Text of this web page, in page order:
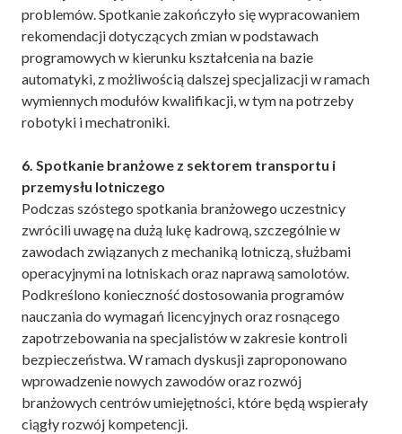
problemów. Spotkanie zakończyło się wypracowaniem
rekomendacji dotyczących zmian w podstawach
programowych w kierunku kształcenia na bazie
automatyki, z możliwością dalszej specjalizacji w ramach
wymiennych modułów kwalifikacji, w tym na potrzeby
robotyki i mechatroniki.
6. Spotkanie branżowe z sektorem transportu i
przemysłu lotniczego
Podczas szóstego spotkania branżowego uczestnicy
zwrócili uwagę na dużą lukę kadrową, szczególnie w
zawodach związanych z mechaniką lotniczą, służbami
operacyjnymi na lotniskach oraz naprawą samolotów.
Podkreślono konieczność dostosowania programów
nauczania do wymagań licencyjnych oraz rosnącego
zapotrzebowania na specjalistów w zakresie kontroli
bezpieczeństwa. W ramach dyskusji zaproponowano
wprowadzenie nowych zawodów oraz rozwój
branżowych centrów umiejętności, które będą wspierały
ciągły rozwój kompetencji.